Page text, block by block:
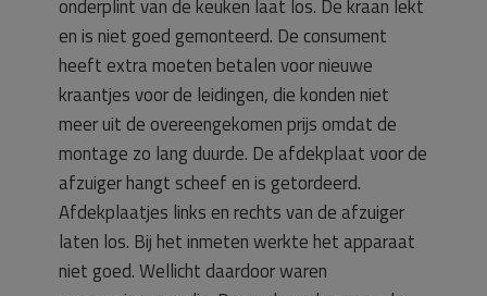
onderplint van de keuken laat los. De kraan lekt
en is niet goed gemonteerd. De consument
heeft extra moeten betalen voor nieuwe
kraantjes voor de leidingen, die konden niet
meer uit de overeengekomen prijs omdat de
montage zo lang duurde. De afdekplaat voor de
afzuiger hangt scheef en is getordeerd.
Afdekplaatjes links en rechts van de afzuiger
laten los. Bij het inmeten werkte het apparaat
niet goed. Wellicht daardoor waren